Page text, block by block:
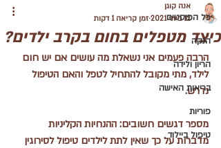
כל הפוסטים
הנקה
הריון ולידה
בריאות האישה
פוריות
טיפול ביילוד
כיצד מטפלים בחום בקרב ילדים?
אנה קוגן
12 ביוני 2021
זמן קריאה 1 דקות
הרבה פעמים אני נשאלת מה עושים אם יש חום
לילד, מתי מקובל להתחיל לטפל והאם הטיפול
נדרש.
מספר דגשים חשובים: ההנחיות הקליניות
מדברות על כך שאין לתת לילדים טיפול לסירוגין